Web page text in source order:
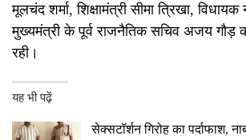
मूलचंद शर्मा, शिक्षामंत्री सीमा त्रिखा, विधायक
मुख्यमंत्री के पूर्व राजनैतिक सचिव अजय गौड़
रही।
यह भी पढ़ें
सेक्सटॉर्शन गिरोह का पर्दाफाश,